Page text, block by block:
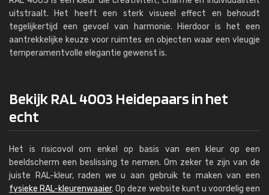
uitstraalt. Het heeft een sterk visueel effect en behoudt
tegelijkertijd een gevoel van harmonie. Hierdoor is het een
aantrekkelijke keuze voor ruimtes en objecten waar een vleugje
temperamentvolle elegantie gewenst is.
Bekijk RAL 4003 Heidepaars in het
echt
Het is risicovol om enkel op basis van een kleur op een
beeldscherm een beslissing te nemen. Om zeker te zijn van de
juiste RAL-kleur, raden we u aan gebruik te maken van een
fysieke RAL-kleurenwaaier. Op deze website kunt u voordelig een